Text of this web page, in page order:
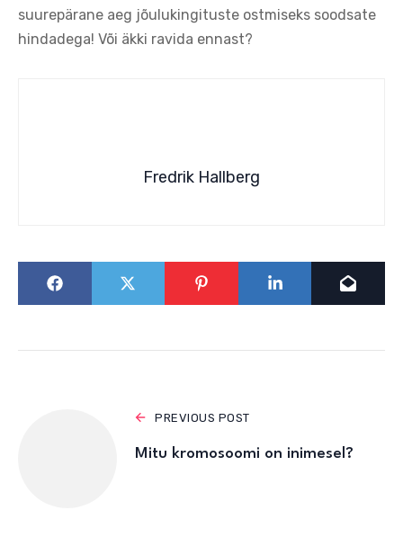
suurepärane aeg jõulukingituste ostmiseks soodsate
hindadega! Või äkki ravida ennast?
Fredrik Hallberg
PREVIOUS POST
Mitu kromosoomi on inimesel?